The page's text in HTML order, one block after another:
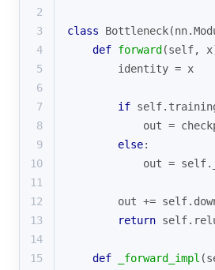
2
3
class Bottleneck(
4
def forward (self, x
5
        identity = x
6
7
if
8
out =
9
else:
10
out =
11
12
out +=
13
return
14
15
def _forward_impl (